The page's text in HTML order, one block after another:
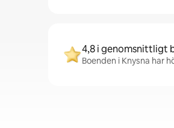
4,8 i genomsnittligt
Boenden i Knysna har